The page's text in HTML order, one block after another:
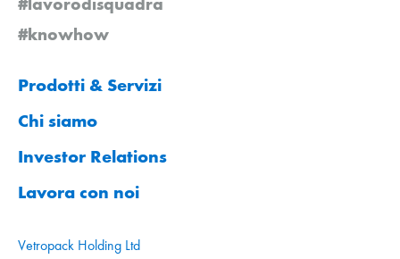
#knowhow
Prodotti & Servizi
Chi siamo
Investor Relations
Lavora con noi
Vetropack Holding Ltd